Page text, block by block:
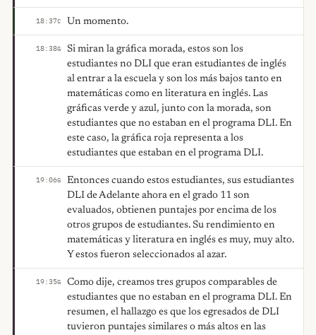
18:37C Un momento.
18:38G
Si miran la gráfica morada, estos son los
estudiantes no DLI que eran estudiantes de inglés
al entrar a la escuela y son los más bajos tanto en
matemáticas como en literatura en inglés. Las
gráficas verde y azul, junto con la morada, son
estudiantes que no estaban en el programa DLI. En
este caso, la gráfica roja representa a los
estudiantes que estaban en el programa DLI.
19:06G
Entonces cuando estos estudiantes, sus estudiantes
DLI de Adelante ahora en el grado 11 son
evaluados, obtienen puntajes por encima de los
otros grupos de estudiantes. Su rendimiento en
matemáticas y literatura en inglés es muy, muy alto.
Y estos fueron seleccionados al azar.
19:35G
Como dije, creamos tres grupos comparables de
estudiantes que no estaban en el programa DLI. En
resumen, el hallazgo es que los egresados de DLI
tuvieron puntajes similares o más altos en las